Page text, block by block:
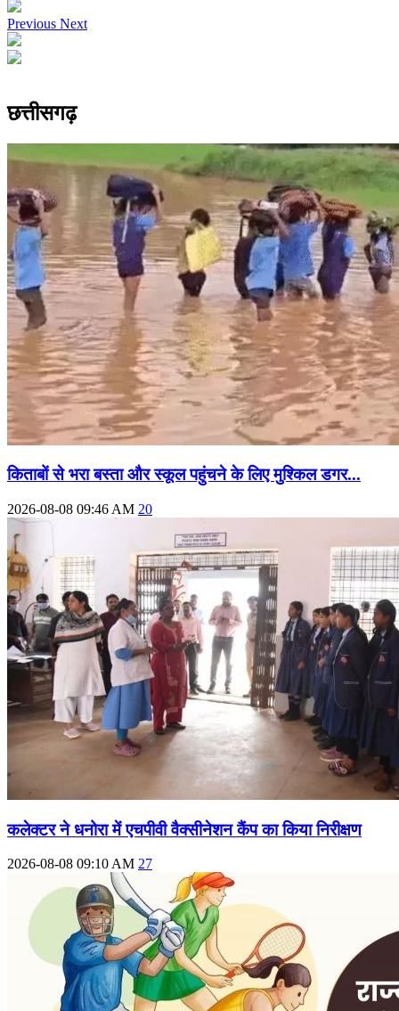
Previous Next
छत्तीसगढ़
किताबों से भरा बस्ता और स्कूल पहुंचने के लिए मुश्किल डगर...
2026-08-08 09:46 AM 20
कलेक्टर ने धनोरा में एचपीवी वैक्सीनेशन कैंप का किया निरीक्षण
2026-08-08 09:10 AM 27